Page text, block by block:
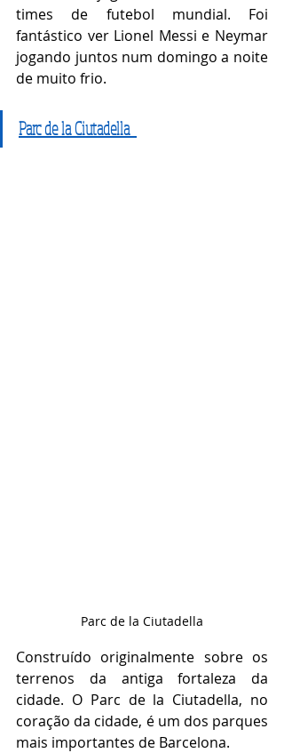
times de futebol mundial. Foi
fantástico ver Lionel Messi e Neymar
jogando juntos num domingo a noite
de muito frio.
Parc de la Ciutadella
Parc de la Ciutadella
Construído originalmente sobre os
terrenos da antiga fortaleza da
cidade. O Parc de la Ciutadella, no
coração da cidade, é um dos parques
mais importantes de Barcelona.